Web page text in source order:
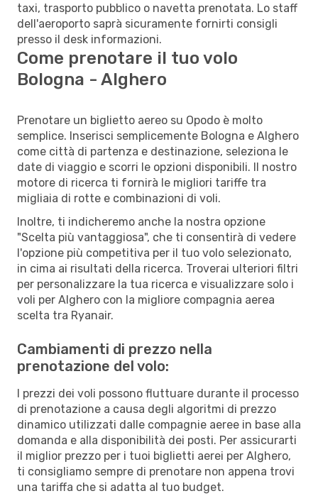
taxi, trasporto pubblico o navetta prenotata. Lo staff
dell'aeroporto saprà sicuramente fornirti consigli
presso il desk informazioni.
Come prenotare il tuo volo
Bologna - Alghero
Prenotare un biglietto aereo su Opodo è molto
semplice. Inserisci semplicemente Bologna e Alghero
come città di partenza e destinazione, seleziona le
date di viaggio e scorri le opzioni disponibili. Il nostro
motore di ricerca ti fornirà le migliori tariffe tra
migliaia di rotte e combinazioni di voli.
Inoltre, ti indicheremo anche la nostra opzione
"Scelta più vantaggiosa", che ti consentirà di vedere
l'opzione più competitiva per il tuo volo selezionato,
in cima ai risultati della ricerca. Troverai ulteriori filtri
per personalizzare la tua ricerca e visualizzare solo i
voli per Alghero con la migliore compagnia aerea
scelta tra Ryanair.
Cambiamenti di prezzo nella
prenotazione del volo:
I prezzi dei voli possono fluttuare durante il processo
di prenotazione a causa degli algoritmi di prezzo
dinamico utilizzati dalle compagnie aeree in base alla
domanda e alla disponibilità dei posti. Per assicurarti
il miglior prezzo per i tuoi biglietti aerei per Alghero,
ti consigliamo sempre di prenotare non appena trovi
una tariffa che si adatta al tuo budget.